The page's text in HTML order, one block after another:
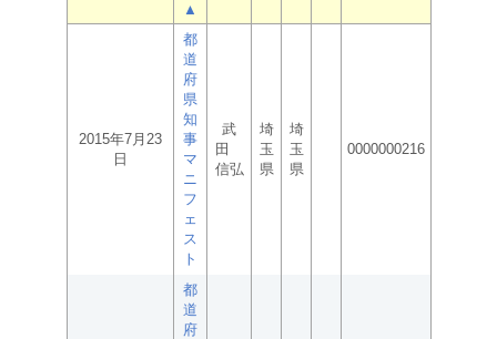
▲
2015年7月23
日
都
道
府
県
知
事
マ
ニ
フ
ェ
ス
ト
武
田
信弘
埼
玉
県
埼
玉
県
0000000216
都
道
府